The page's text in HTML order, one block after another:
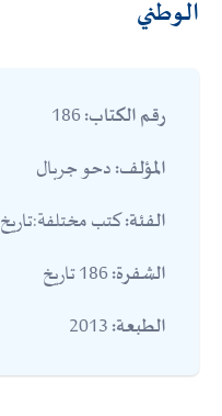
الوطني
رقم الكتاب:
المؤلف:دحو جربال
الفئة:كتب مختلفة:تاريخ
الشفرة:
الطبعة: